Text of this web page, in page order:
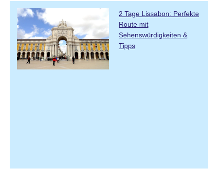
2 Tage Lissabon: Perfekte
Route mit
Sehenswürdigkeiten &
Tipps